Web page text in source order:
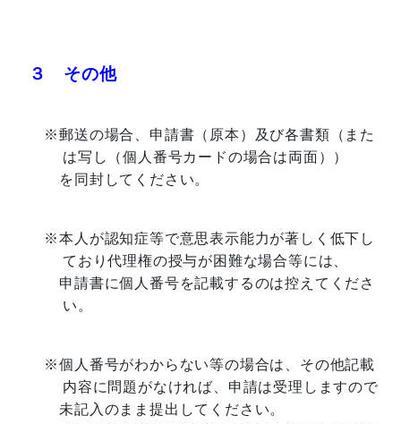
３ その他
※郵送の場合、申請書（原本）及び各書類（また
は写し（個人番号カードの場合は両面））
を同封してください。
※本人が認知症等で意思表示能力が著しく低下し
ており代理権の授与が困難な場合等には、
申請書に個人番号を記載するのは控えてくださ
い。
※個人番号がわからない等の場合は、その他記載
内容に問題がなければ、申請は受理しますので
未記入のまま提出してください。